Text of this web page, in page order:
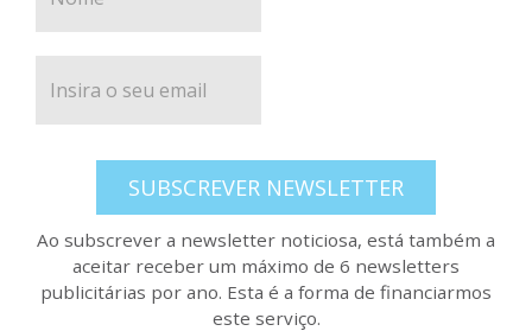
SUBSCREVER NEWSLETTER
Ao subscrever a newsletter noticiosa, está também a
aceitar receber um máximo de 6 newsletters
publicitárias por ano. Esta é a forma de financiarmos
este serviço.